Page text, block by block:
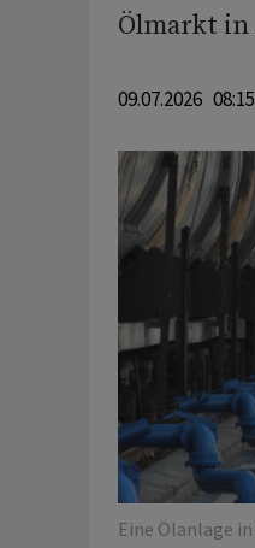
Ölmarkt
09.07.2026 08:15
Eine Ölanlage